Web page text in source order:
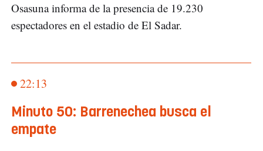
Osasuna informa de la presencia de 19.230
espectadores en el estadio de El Sadar.
22:13
Minuto 50: Barrenechea busca el
empate